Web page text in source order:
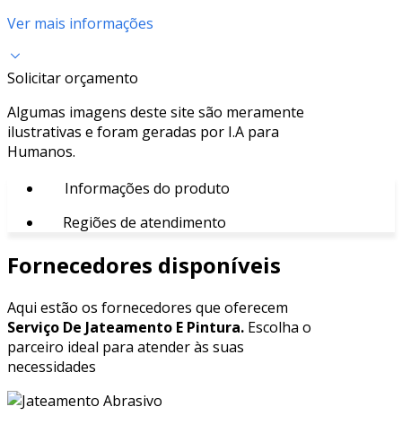
Ver mais informações
Solicitar orçamento
Algumas imagens deste site são meramente
ilustrativas e foram geradas por I.A para
Humanos.
Informações do produto
Regiões de atendimento
Fornecedores disponíveis
Aqui estão os fornecedores que oferecem
Serviço De Jateamento E Pintura. Escolha o
parceiro ideal para atender às suas
necessidades